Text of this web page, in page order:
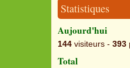
Statistiques
Aujourd'hui
144 visiteurs - 393
Total